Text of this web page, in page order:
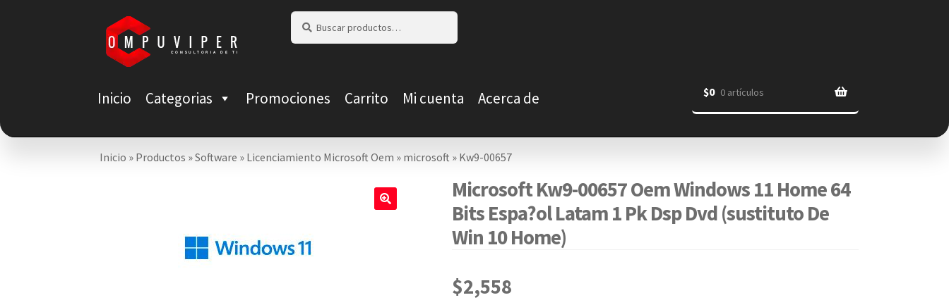
Saltar
navegación
contenido
Buscar
por:
Buscar
Inicio Categorias Promociones Carrito Mi cuenta Acerca de $0 0 artículos
Inicio » Productos »Software » Licenciamiento Microsoft Oem » microsoft» Kw9-00657
Microsoft Kw9-00657 Oem Windows 11 Home 64
Bits Espa?ol Latam 1 Pk Dsp Dvd (sustituto De
Win 10 Home)
$2,558